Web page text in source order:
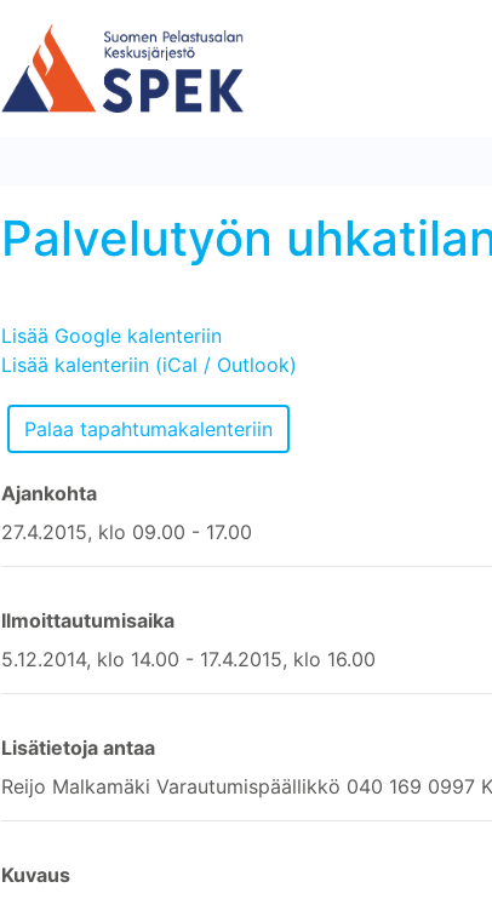
Palvelutyön
Lisää Google kalenteriin
Lisää kalenteriin (iCal / Outlook)
Ajankohta
27.4.2015, klo 09.00 - 17.00
Ilmoittautumisaika
5.12.2014, klo 14.00 - 17.4.2015, klo 16.00
Lisätietoja antaa
Reijo Malkamäki Varautumispäällikkö 040 169 0997
Kuvaus